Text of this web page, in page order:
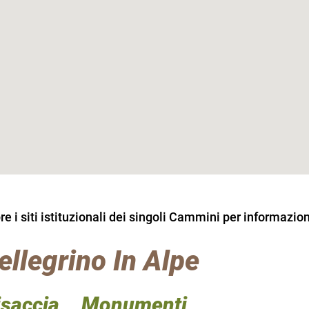
i siti istituzionali dei singoli Cammini per
In Alpe